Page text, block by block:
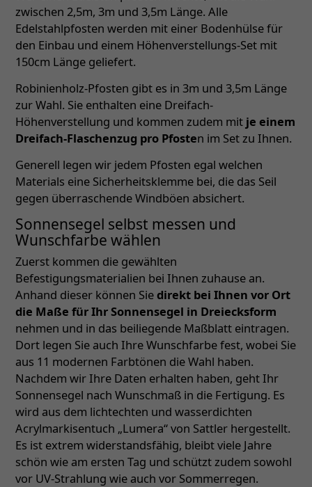
zwischen 2,5m, 3m und 3,5m Länge. Alle
Edelstahlpfosten werden mit einer Bodenhülse für
den Einbau und einem Höhenverstellungs-Set mit
150cm Länge geliefert.
Robinienholz-Pfosten gibt es in 3m und 3,5m Länge
zur Wahl. Sie enthalten eine Dreifach-
Höhenverstellung und kommen zudem mit je einem
Dreifach-Flaschenzug pro Pfosten im Set zu Ihnen.
Generell legen wir jedem Pfosten egal welchen
Materials eine Sicherheitsklemme bei, die das Seil
gegen überraschende Windböen absichert.
Sonnensegel selbst messen und
Wunschfarbe wählen
Zuerst kommen die gewählten
Befestigungsmaterialien bei Ihnen zuhause an.
Anhand dieser können Siedirekt bei Ihnen vor Ort
die Maße für Ihr Sonnensegel in Dreiecksform
nehmen und in das beiliegende Maßblatt eintragen.
Dort legen Sie auch Ihre Wunschfarbe fest, wobei Sie
aus 11 modernen Farbtönen die Wahl haben.
Nachdem wir Ihre Daten erhalten haben, geht Ihr
Sonnensegel nach Wunschmaß in die Fertigung. Es
wird aus dem lichtechten und wasserdichten
Acrylmarkisentuch „Lumera“ von Sattler hergestellt.
Es ist extrem widerstandsfähig, bleibt viele Jahre
schön wie am ersten Tag und schützt zudem sowohl
vor UV-Strahlung wie auch vor Sommerregen.